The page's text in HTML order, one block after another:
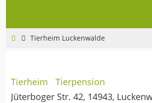
HomeTierheim Luckenwalde
Tierheim
Tierpension
Jüterboger Str. 42, 14943,